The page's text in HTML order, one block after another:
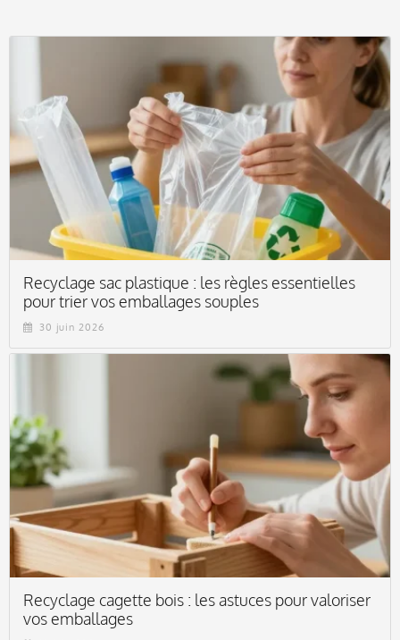
Recyclage sac plastique : les règles essentielles
pour trier vos emballages souples
30 juin 2026
Recyclage cagette bois : les astuces pour valoriser
vos emballages